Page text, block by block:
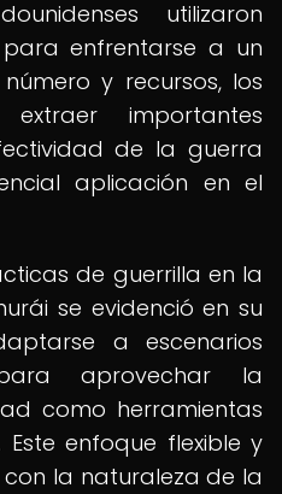
utilizaron
enfrentarse a un
y recursos, los
importantes
de la guerra
aplicación en el
de guerrilla en la
se evidenció en su
a escenarios
aprovechar la
como herramientas
enfoque flexible y
la naturaleza de la